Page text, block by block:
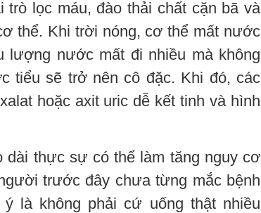
trò lọc máu, đào thải chất cặn bã và
thể. Khi trời nóng, cơ thể mất nước
lượng nước mất đi nhiều mà không
tiểu sẽ trở nên cô đặc. Khi đó, các
hoặc axit uric dễ kết tinh và hình
dài thực sự có thể làm tăng nguy cơ
trước đây chưa từng mắc bệnh
là không phải cứ uống thật nhiều